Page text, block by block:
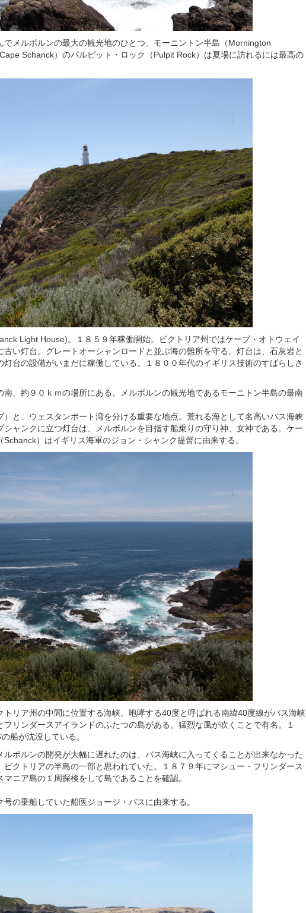
でメルボルンの最大の観光地のひとつ、モーニントン半島（Mornington
Schanck）のパルピット・ロック（Pulpit Rock）は夏場に訪れるには最高の
Light House)。１８５９年稼働開始。ビクトリア州ではケープ・オトウェイ
古い灯台。グレートオーシャンロードと並ぶ海の難所を守る。灯台は、石灰岩と
台の設備がいまだに稼働している。１８００年代のイギリス技術のすばらしさ
、約９０ｋｍの場所にある。メルボルンの観光地であるモーニトン半島の最南
）と、ウェスタンポート湾を分ける重要な地点。荒れる海として名高いバス海峡
ャンクに立つ灯台は、メルボルンを目指す船乗りの守り神、女神である。ケー
）はイギリス海軍のジョン・シャンク提督に由来する。
トリア州の中間に位置する海峡。咆哮する40度と呼ばれる南緯40度線がバス海峡
リンダースアイランドのふたつの島がある。猛烈な風が吹くことで有名。１
船が沈没している。
ボルンの開発が大幅に遅れたのは、バス海峡に入ってくることが出来なかった
クトリアの半島の一部と思われていた。１８７９年にマシュー・フリンダース
ニア島の１周探検をして島であることを確認。
の乗船していた船医ジョージ・バスに由来する。